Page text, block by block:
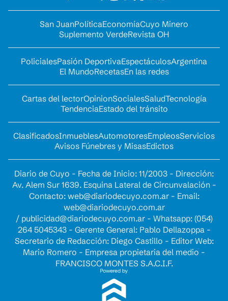
San JuanPolíticaEconomíaCuyo Minero
Suplemento VerdeRevista OH
PolicialesPasión DeportivaEspectáculosArgentina
El MundoRecetasEn las redes
Cartas del lectorOpinionSocialesSaludTecnología
TendenciaEstado del tránsito
ClasificadosInmueblesAutomotoresEmpleosServicios
Avisos Fúnebres y MisasEdictos
Diario de Cuyo - Fecha de Inicio: 11/2003 - Dirección:
Av. Alem Sur 1639. Esquina Lateral de Circunvalación -
Contacto: web@diariodecuyo.com.ar- Email:
web@diariodecuyo.com.ar
/ publicidad@diariodecuyo.com.ar- Whatsapp: (054)
264 5045343 - Gerente General: Pablo Dellazoppa -
Secretario de Redacción: Diego Castillo - Editor Web:
Mario Romero - Empresa propietaria del medio -
FRANCISCO MONTES S.A.C.I.F.